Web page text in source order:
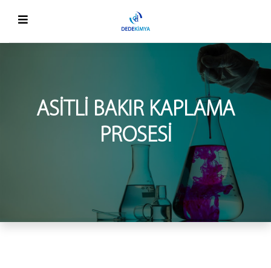
ASITLI BAKIR KAPLAMA
PROSESI